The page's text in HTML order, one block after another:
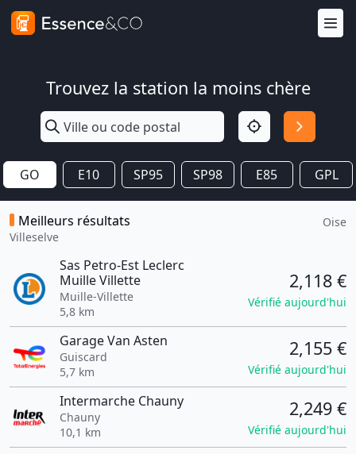
Trouvez la station la moins chère
GO E10 SP95 SP98 E85 GPL
Meilleurs résultats
Villeselve
Oise
Sas Petro-Est Leclerc
Muille Villette
Muille-Villette
5,8 km
2,118 €
Vérifié aujourd'hui
Garage Van Asten
Guiscard
5,7 km
2,155 €
Vérifié aujourd'hui
Intermarche Chauny
Chauny
10,1 km
2,249 €
Vérifié aujourd'hui